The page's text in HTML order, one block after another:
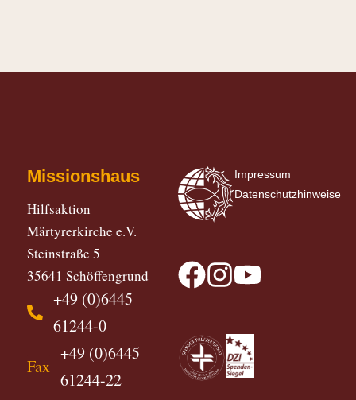
Missionshaus
Hilfsaktion
Märtyrerkirche e.V.
Steinstraße 5
35641 Schöffengrund
+49 (0)6445
61244-0
Fax
+49 (0)6445
61244-22
Impressum
Datenschutzhinweise